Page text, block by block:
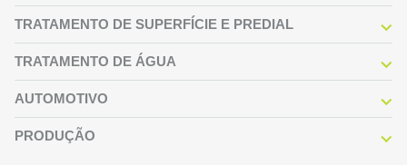
TRATAMENTO DE SUPERFÍCIE E PREDIAL
TRATAMENTO DE ÁGUA
AUTOMOTIVO
PRODUÇÃO